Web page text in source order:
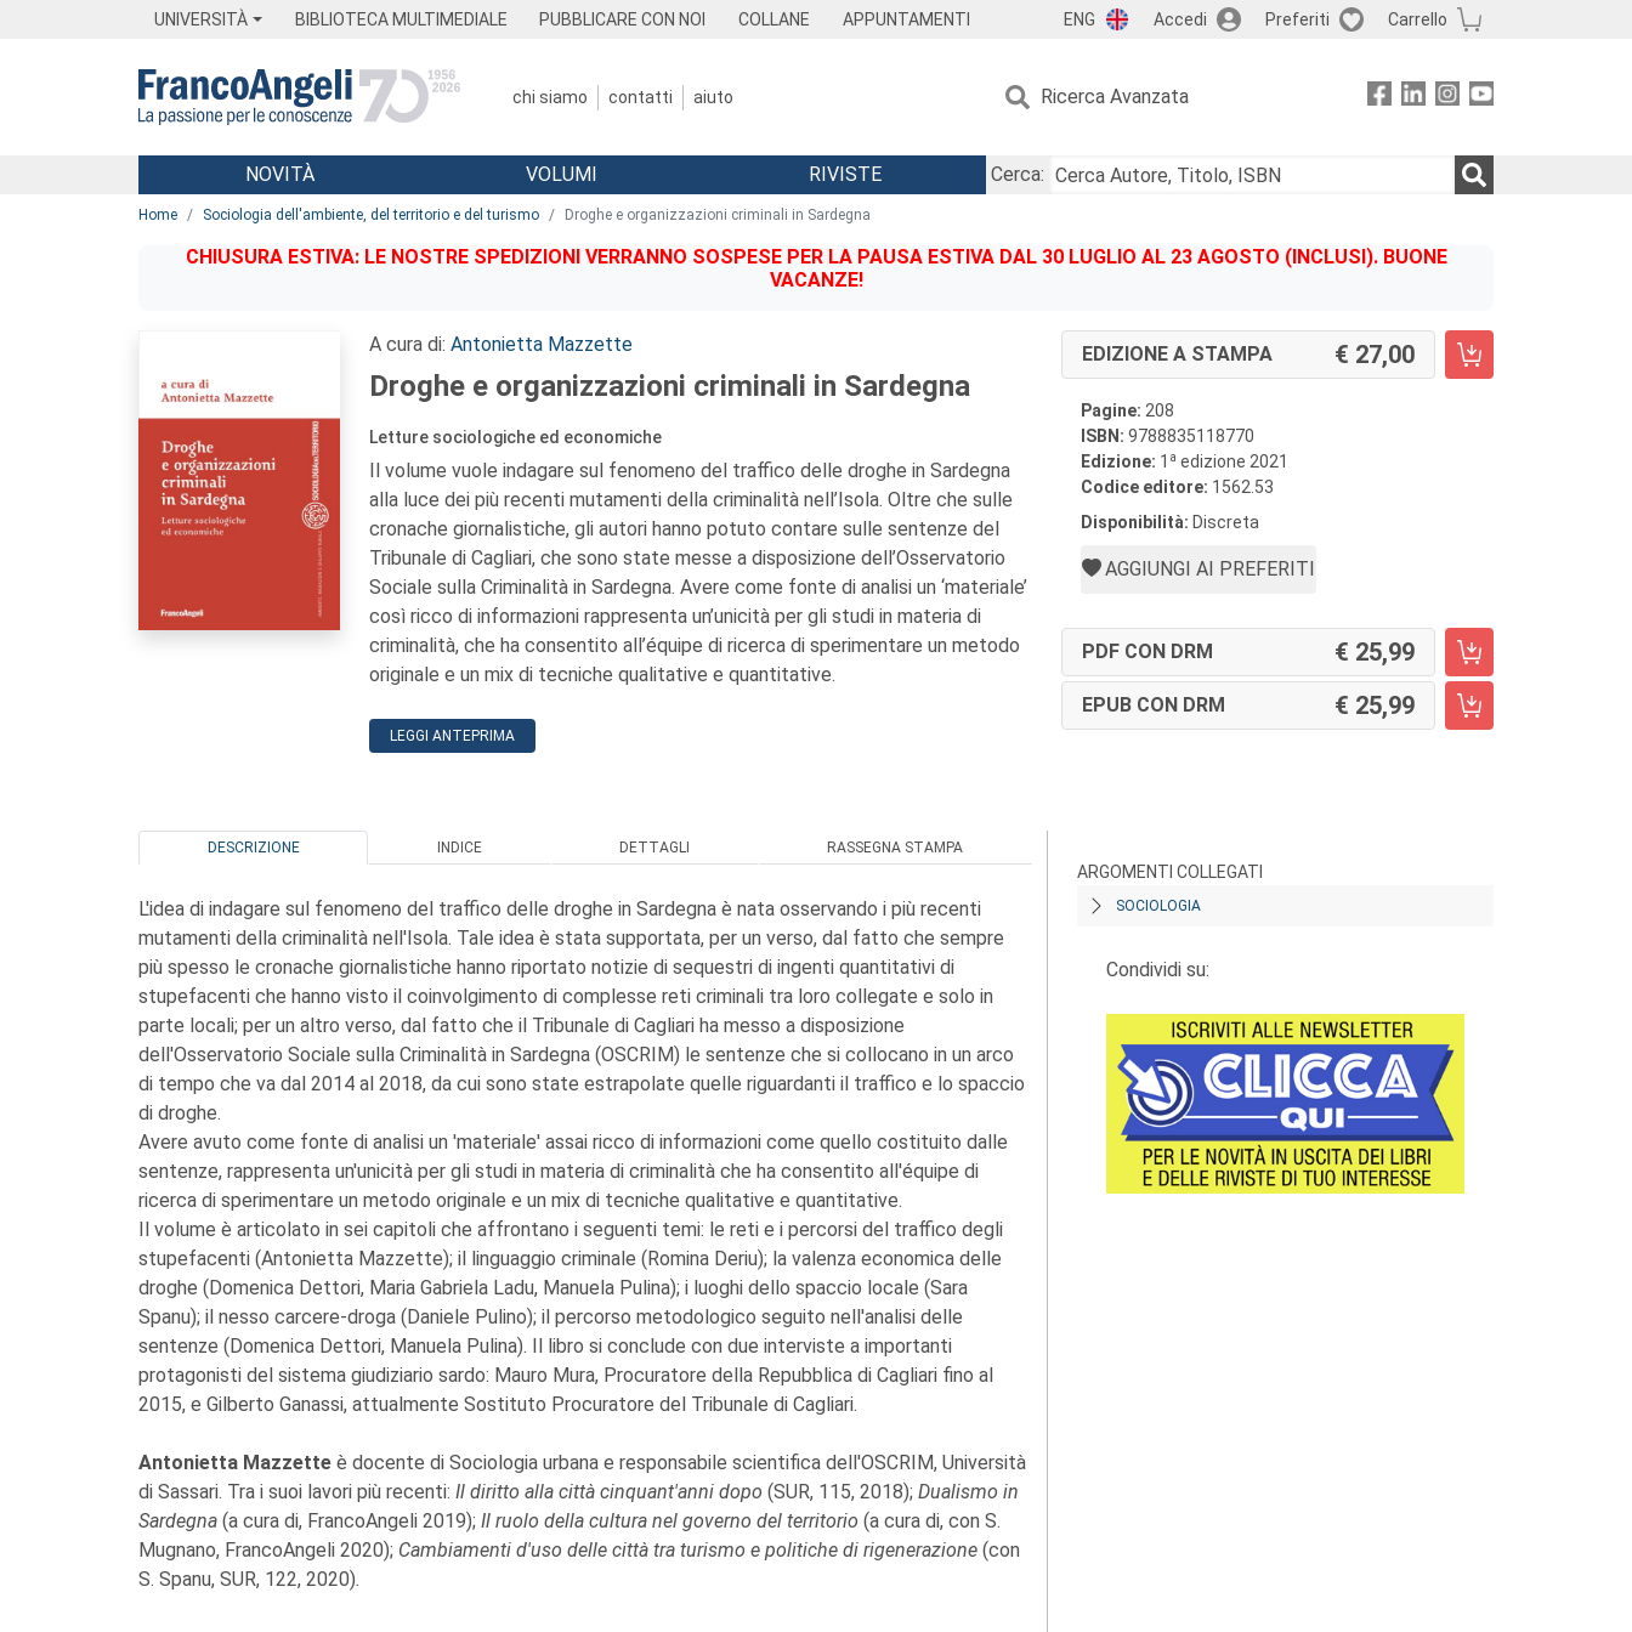
UNIVERSITÀ BIBLIOTECA MULTIMEDIALE PUBBLICARE CON NOI COLLANE APPUNTAMENTI ENG Accedi Preferiti Carrello
chi siamo contatti aiuto Ricerca Avanzata
Menu
NOVITÀ VOLUMI RIVISTE
Cerca:
Home Sociologia dell'ambiente, del territorio e del turismo Droghe e organizzazioni criminali in Sardegna
CHIUSURA ESTIVA: LE NOSTRE SPEDIZIONI VERRANNO SOSPESE PER LA PAUSA ESTIVA DAL 30 LUGLIO AL 23 AGOSTO (INCLUSI). BUONE
VACANZE!
A cura di: Antonietta Mazzette
Droghe e organizzazioni criminali in Sardegna
Letture sociologiche ed economiche
Il volume vuole indagare sul fenomeno del traffico delle droghe in Sardegna
alla luce dei più recenti mutamenti della criminalità nell’Isola. Oltre che sulle
cronache giornalistiche, gli autori hanno potuto contare sulle sentenze del
Tribunale di Cagliari, che sono state messe a disposizione dell’Osservatorio
Sociale sulla Criminalità in Sardegna. Avere come fonte di analisi un ‘materiale’
così ricco di informazioni rappresenta un’unicità per gli studi in materia di
criminalità, che ha consentito all’équipe di ricerca di sperimentare un metodo
originale e un mix di tecniche qualitative e quantitative.
LEGGI ANTEPRIMA
EDIZIONE A STAMPA 27,00
Pagine: 208
ISBN: 9788835118770
Edizione: 1 a edizione 2021
Codice editore: 1562.53
Disponibilità: Discreta
AGGIUNGI AI PREFERITI
PDF CON DRM 25,99
EPUB CON DRM 25,99
DESCRIZIONE INDICE DETTAGLI RASSEGNA STAMPA
L'idea di indagare sul fenomeno del traffico delle droghe in Sardegna è nata osservando i più recenti
mutamenti della criminalità nell'Isola. Tale idea è stata supportata, per un verso, dal fatto che sempre
più spesso le cronache giornalistiche hanno riportato notizie di sequestri di ingenti quantitativi di
stupefacenti che hanno visto il coinvolgimento di complesse reti criminali tra loro collegate e solo in
parte locali; per un altro verso, dal fatto che il Tribunale di Cagliari ha messo a disposizione
dell'Osservatorio Sociale sulla Criminalità in Sardegna (OSCRIM) le sentenze che si collocano in un arco
di tempo che va dal 2014 al 2018, da cui sono state estrapolate quelle riguardanti il traffico e lo spaccio
di droghe.
Avere avuto come fonte di analisi un 'materiale' assai ricco di informazioni come quello costituito dalle
sentenze, rappresenta un'unicità per gli studi in materia di criminalità che ha consentito all'équipe di
ricerca di sperimentare un metodo originale e un mix di tecniche qualitative e quantitative.
Il volume è articolato in sei capitoli che affrontano i seguenti temi: le reti e i percorsi del traffico degli
stupefacenti (Antonietta Mazzette); il linguaggio criminale (Romina Deriu); la valenza economica delle
droghe (Domenica Dettori, Maria Gabriela Ladu, Manuela Pulina); i luoghi dello spaccio locale (Sara
Spanu); il nesso carcere-droga (Daniele Pulino); il percorso metodologico seguito nell'analisi delle
sentenze (Domenica Dettori, Manuela Pulina). Il libro si conclude con due interviste a importanti
protagonisti del sistema giudiziario sardo: Mauro Mura, Procuratore della Repubblica di Cagliari fino al
2015, e Gilberto Ganassi, attualmente Sostituto Procuratore del Tribunale di Cagliari.
Antonietta Mazzette è docente di Sociologia urbana e responsabile scientifica dell'OSCRIM, Università
di Sassari. Tra i suoi lavori più recenti: Il diritto alla città cinquant'anni dopo (SUR, 115, 2018); Dualismo in
Sardegna (a cura di, FrancoAngeli 2019); Il ruolo della cultura nel governo del territorio (a cura di, con S.
Mugnano, FrancoAngeli 2020); Cambiamenti d'uso delle città tra turismo e politiche di rigenerazione (con
S. Spanu, SUR, 122, 2020).
ARGOMENTI COLLEGATI
SOCIOLOGIA
Condividi su: